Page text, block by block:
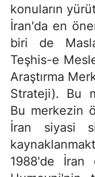
konuların
İran'da en
biri de
Teşhis-e
Araştırma
Strateji). Bu
Bu merkezin
İran siyasi
1988'de İran